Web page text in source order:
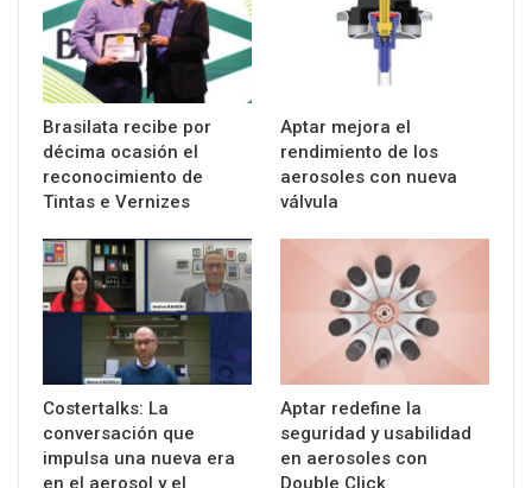
Brasilata recibe por
décima ocasión el
reconocimiento de
Tintas e Vernizes
Aptar mejora el
rendimiento de los
aerosoles con nueva
válvula
Costertalks: La
conversación que
impulsa una nueva era
en el aerosol y el
Aptar redefine la
seguridad y usabilidad
en aerosoles con
Double Click